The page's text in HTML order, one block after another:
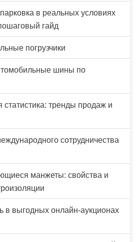
в реальных условиях
гайд
погрузчики
шины по
тренды продаж и
сотрудничества
манжеты: свойства и
в выгодных онлайн-аукционах